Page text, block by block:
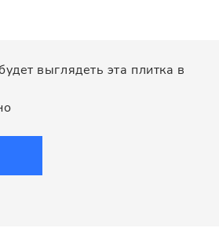
выглядеть эта плитка в